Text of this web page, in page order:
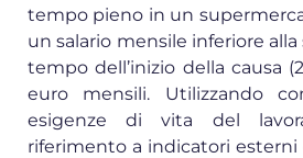
tempo pieno in un
un salario mensile inferiore
tempo dell’inizio della causa
euro mensili. Utilizzando
esigenze di vita del
riferimento a indicatori